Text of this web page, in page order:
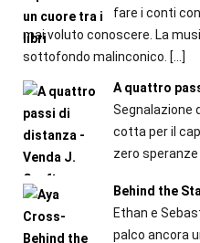
fare i conti
mai voluto conoscere. La
sottofondo malinconico. […]
A quattro
Segnalazione
cotta per il
zero
Behind the
Ethan e
palco ancora